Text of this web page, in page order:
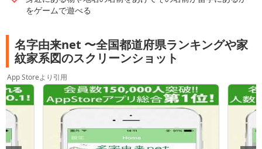
をゲームで遊べる
名字由来net 〜全国都道府県ランキングや家
紋家系図のスクリーンショット
App Storeより引用